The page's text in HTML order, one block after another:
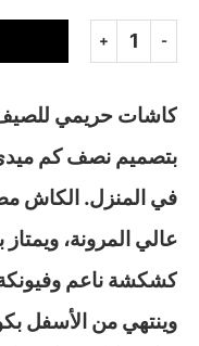
كاشات حريمي للصيف
بتصميم نصف كم ميدي
في المنزل. الكاش
عالي المرونة،
كشكشة ناعم
وينتهي من الأسفل